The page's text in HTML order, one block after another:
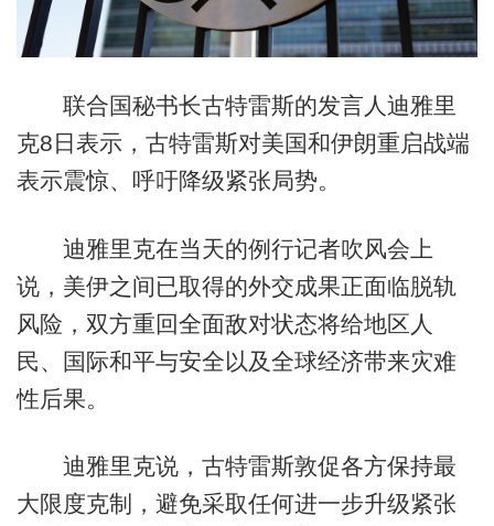
联合国秘书长古特雷斯的发言人迪雅里
克8日表示，古特雷斯对美国和伊朗重启战端
表示震惊、呼吁降级紧张局势。
迪雅里克在当天的例行记者吹风会上
说，美伊之间已取得的外交成果正面临脱轨
风险，双方重回全面敌对状态将给地区人
民、国际和平与安全以及全球经济带来灾难
性后果。
迪雅里克说，古特雷斯敦促各方保持最
大限度克制，避免采取任何进一步升级紧张